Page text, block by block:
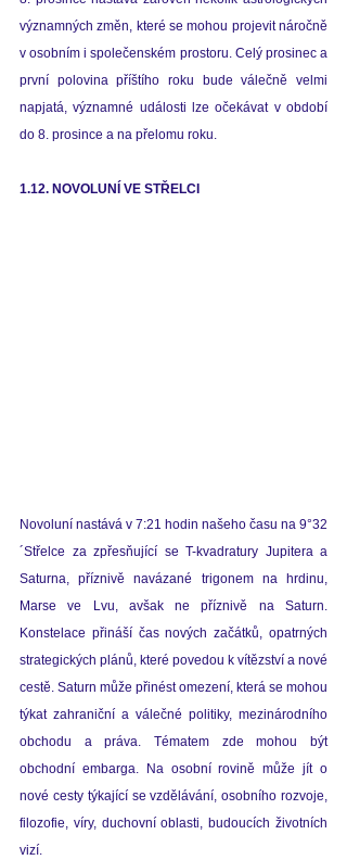
významných změn, které se mohou projevit náročně
v osobním i společenském prostoru. Celý prosinec a
první polovina příštího roku bude válečně velmi
napjatá, významné události lze očekávat v období
do 8. prosince a na přelomu roku.
1.12. NOVOLUNÍ VE STŘELCI
Novoluní nastává v 7:21 hodin našeho času na 9°32
´Střelce za zpřesňující se T-kvadratury Jupitera a
Saturna, příznivě navázané trigonem na hrdinu,
Marse ve Lvu, avšak ne příznivě na Saturn.
Konstelace přináší čas nových začátků, opatrných
strategických plánů, které povedou k vítězství a nové
cestě. Saturn může přinést omezení, která se mohou
týkat zahraniční a válečné politiky, mezinárodního
obchodu a práva. Tématem zde mohou být
obchodní embarga. Na osobní rovině může jít o
nové cesty týkající se vzdělávání, osobního rozvoje,
filozofie, víry, duchovní oblasti, budoucích životních
vizí.